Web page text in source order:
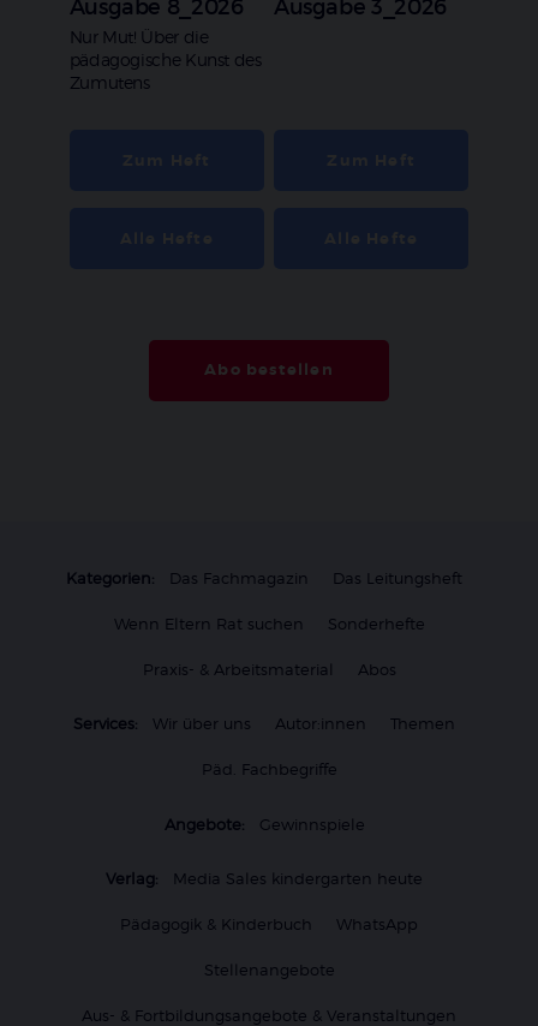
Ausgabe 8_2026
:
Nur Mut! Über die
pädagogische Kunst des
Zumutens
Ausgabe 3_2026
Abo bestellen
Kategorien: Das Fachmagazin Das Leitungsheft
Wenn Eltern Rat suchen Sonderhefte
Praxis- & Arbeitsmaterial Abos
Services: Wir über uns Autor:innen Themen
Päd. Fachbegriffe
Angebote: Gewinnspiele
Verlag: Media Sales kindergarten heute
Pädagogik & Kinderbuch WhatsApp
Stellenangebote
Aus- & Fortbildungsangebote & Veranstaltungen